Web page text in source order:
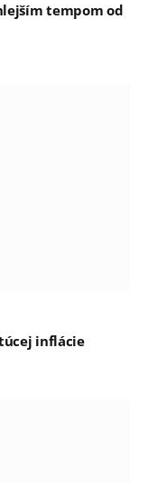
tempom od
inflácie